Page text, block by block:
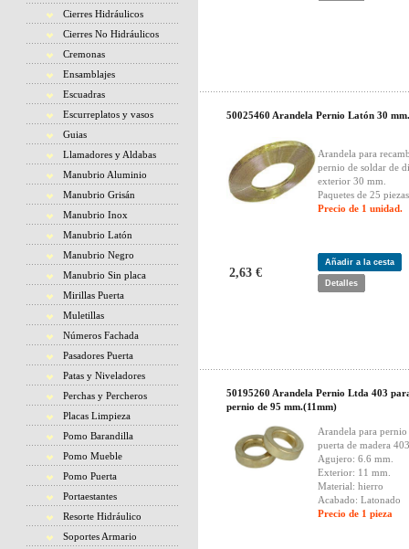
Cierres Hidráulicos
Cierres No Hidráulicos
Cremonas
Ensamblajes
Escuadras
Escurreplatos y vasos
Guias
Llamadores y Aldabas
Manubrio Aluminio
Manubrio Grisán
Manubrio Inox
Manubrio Latón
Manubrio Negro
Manubrio Sin placa
Mirillas Puerta
Muletillas
Números Fachada
Pasadores Puerta
Patas y Niveladores
Perchas y Percheros
Placas Limpieza
Pomo Barandilla
Pomo Mueble
Pomo Puerta
Portaestantes
Resorte Hidráulico
Soportes Armario
50025460 Arandela Pernio Latón 30 mm.
Arandela para
pernio de soldar de
exterior 30 mm.
Paquetes de 25
Precio de 1 unidad.
2,63 €
Añadir a la cesta
Detalles
50195260 Arandela Pernio Ltda 403
pernio de 95 mm.(11mm)
Arandela para pernio
puerta de madera
Agujero: 6.6 mm.
Exterior: 11 mm.
Material: hierro
Acabado: Latonado
Precio de 1 pieza